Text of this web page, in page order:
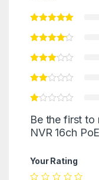
Be the first to
NVR 16ch
Your Rating